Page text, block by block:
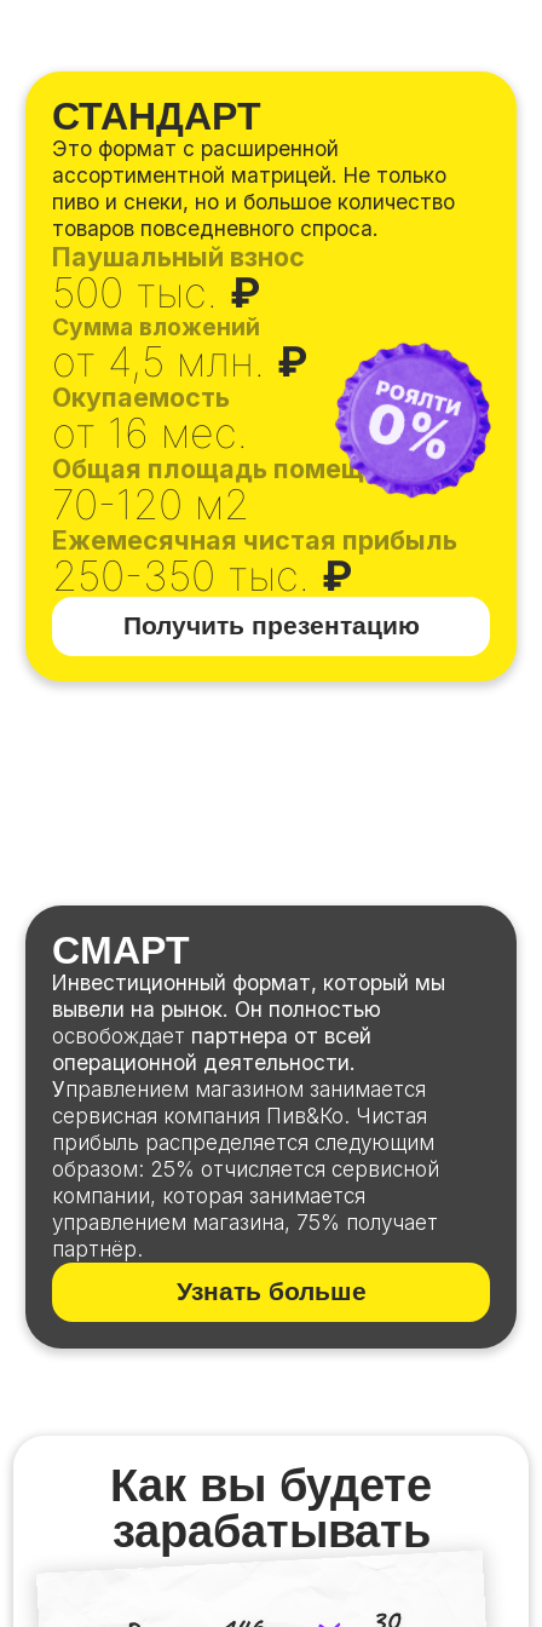
СМАРТ
Инвестиционный формат, который мы
вывели на рынок. Он полностью
освобождаетпартнера от всей
операционной деятельности.
Управлением магазином занимается
сервисная компания Пив&Ко. Чистая
прибыль распределяется следующим
образом: 25% отчисляется сервисной
компании, которая занимается
управлением магазина, 75% получает
партнёр.
Узнать больше
Как вы будете
зарабатывать
Нажимая на кнопку «Скачать бизнес-план» Вы
даёте
+7
Скачать бизнес-план
Действующие магазины
«Пив&Ко»